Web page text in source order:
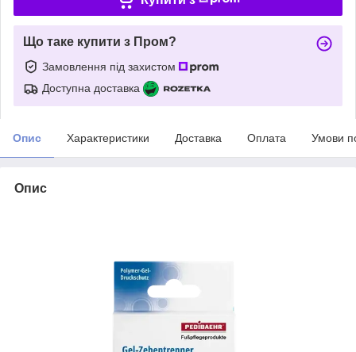
Що таке купити з Пром?
Замовлення під захистом
Доступна доставка
Опис Характеристики Доставка Оплата Умови
Опис